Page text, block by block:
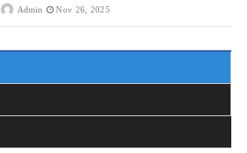
Admin Nov 26, 2025